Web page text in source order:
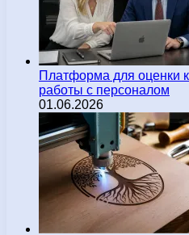
Платформа для оценки
работы с персоналом
01.06.2026